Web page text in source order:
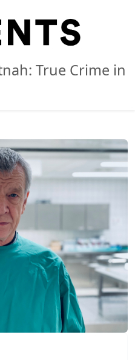
True Crime in